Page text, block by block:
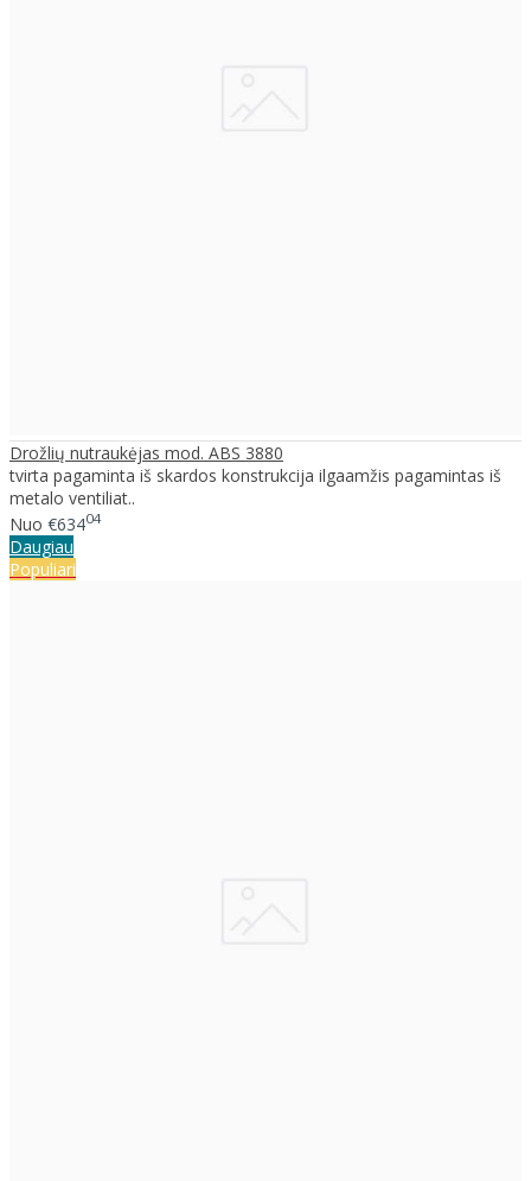
Drožlių nutraukėjas mod. ABS 3880
tvirta pagaminta iš skardos konstrukcija ilgaamžis pagamintas iš
metalo ventiliat..
Nuo €63404
Daugiau
Populiari